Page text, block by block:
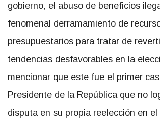
gobierno, el abuso de beneficios
fenomenal derramamiento de
presupuestarios para tratar de
tendencias desfavorables en la
mencionar que este fue el primer
Presidente de la República que no
disputa en su propia reelección en el